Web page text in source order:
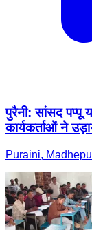
पुरैनी: सांसद पप्पू
कार्यकर्ताओं ने
Puraini,